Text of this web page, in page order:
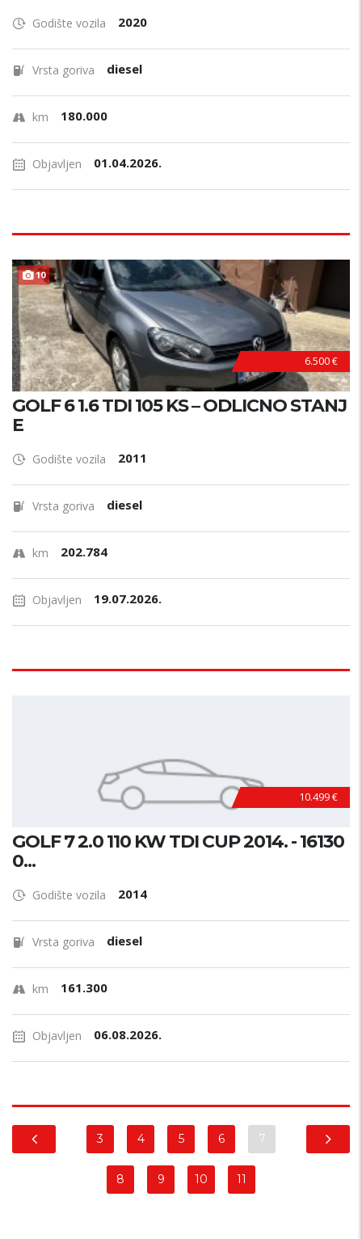
Godište vozila 2020
Vrsta goriva diesel
km 180.000
Objavljen 01.04.2026.
10 TOP STANJE !
6.500 €
GOLF 6 1.6 TDI 105 KS – ODLICNO STANJ
E
Godište vozila 2011
Vrsta goriva diesel
km 202.784
Objavljen 19.07.2026.
10.499 €
GOLF 7 2.0 110 KW TDI CUP 2014. - 16130
0...
Godište vozila 2014
Vrsta goriva diesel
km 161.300
Objavljen 06.08.2026.
3 4 5 6 7
8 9 10 11